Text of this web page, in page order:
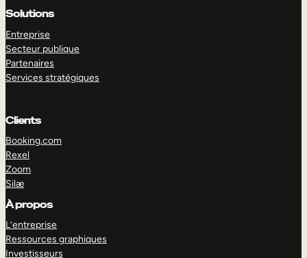
Solutions
Entreprise
Secteur publique
Partenaires
Services stratégiques
Clients
Booking.com
Rexel
Zoom
Silæ
À propos
L’entreprise
Ressources graphiques
Investisseurs